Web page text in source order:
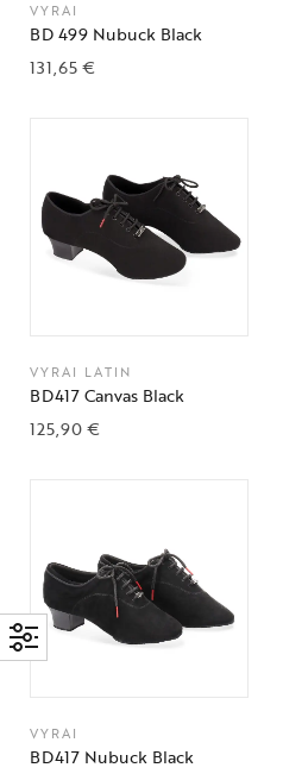
VYRAI
BD 499 Nubuck Black
131,65€
VYRAI LATIN
BD417 Canvas Black
125,90€
VYRAI
BD417 Nubuck Black